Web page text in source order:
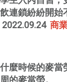
飲連鎖紛紛開始
2022.09.24 商
什麼時候的麥當
周的麥當勞。